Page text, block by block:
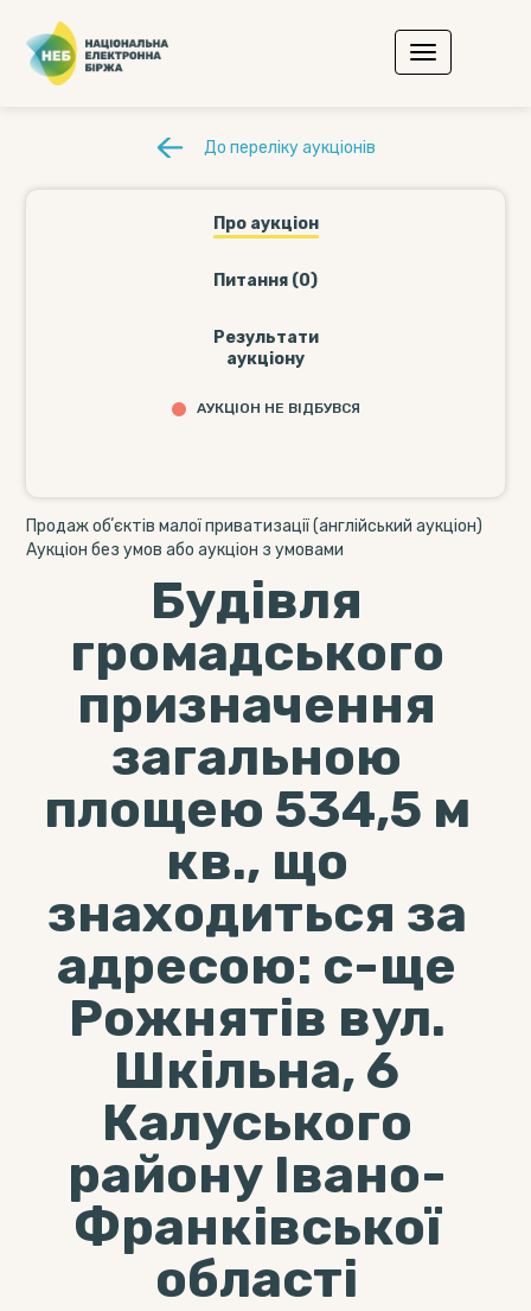
До переліку аукціонів
Про аукціон
Питання (0)
Результати
аукціону
АУКЦІОН НЕ ВІДБУВСЯ
Продаж обʼєктів малої приватизації (англійський аукціон)
Аукціон без умов або аукціон з умовами
Будівля
громадського
призначення
загальною
площею 534,5 м
кв., що
знаходиться за
адресою: с-ще
Рожнятів вул.
Шкільна, 6
Калуського
району Івано-
Франківської
області